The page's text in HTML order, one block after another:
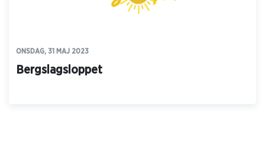
ONSDAG, 31 MAJ 2023
Bergslagsloppet